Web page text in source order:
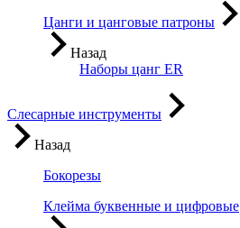
Цанги и цанговые патроны
Назад
Наборы цанг ER
Слесарные инструменты
Назад
Бокорезы
Клейма буквенные и цифровые